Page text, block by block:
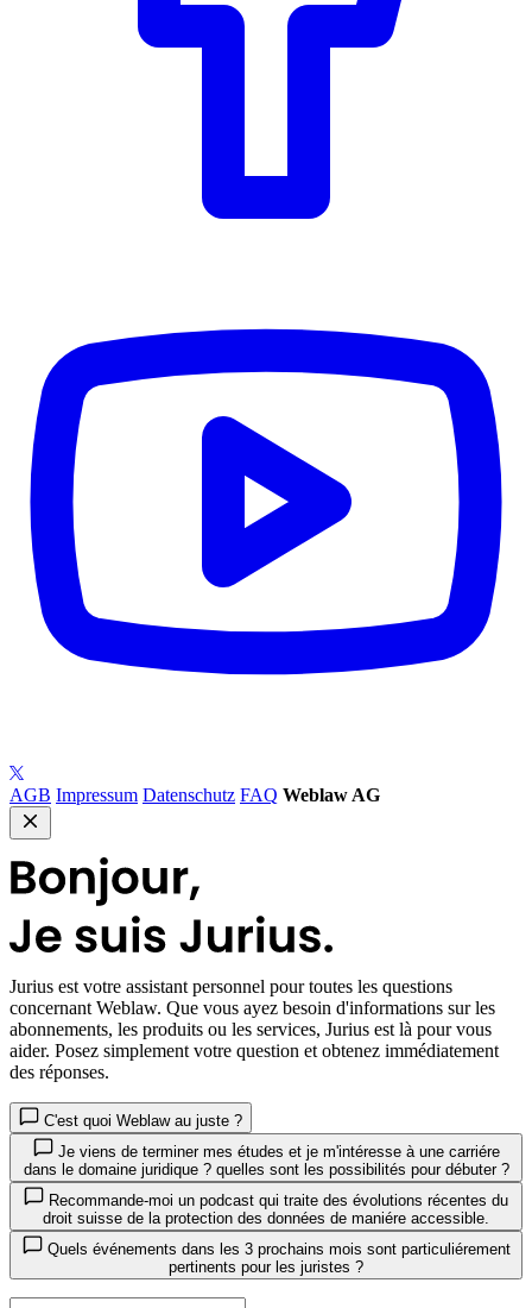
AGB Impressum Datenschutz FAQ Weblaw AG
Jurius est votre assistant personnel pour toutes les questions
concernant Weblaw. Que vous ayez besoin d'informations sur les
abonnements, les produits ou les services, Jurius est là pour vous
aider. Posez simplement votre question et obtenez immédiatement
des réponses.
C'est quoi Weblaw au juste ?
Je viens de terminer mes études et je m'intéresse à une carriére
dans le domaine juridique ? quelles sont les possibilités pour débuter ?
droit suisse de la protection des données de maniére accessible.
Quels événements dans les 3 prochains mois sont particuliérement
pertinents pour les juristes ?